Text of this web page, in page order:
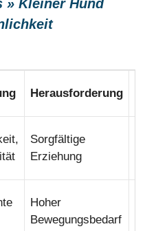
» Kleiner Hund
Herausforderung
Sorgfältige
Erziehung
Hoher
Bewegungsbedarf